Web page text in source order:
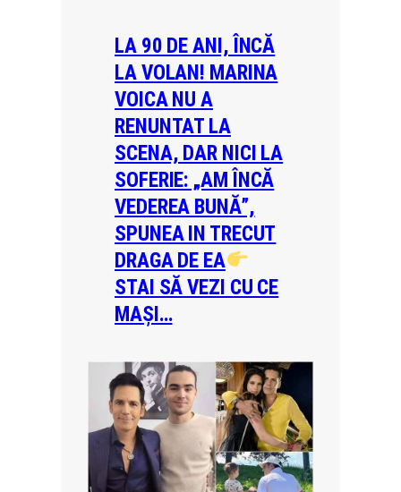
LA 90 DE ANI, ÎNCĂ
LA VOLAN! MARINA
VOICA NU A
RENUNTAT LA
SCENA, DAR NICI LA
SOFERIE: „AM ÎNCĂ
VEDEREA BUNĂ”,
SPUNEA IN TRECUT
DRAGA DE EA
STAI SĂ VEZI CU CE
MAȘI…